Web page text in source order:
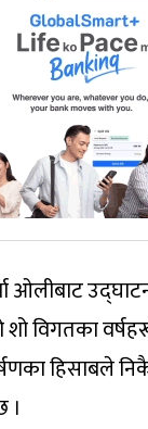
ओलीबाट
विगतका
हिसाबले
।